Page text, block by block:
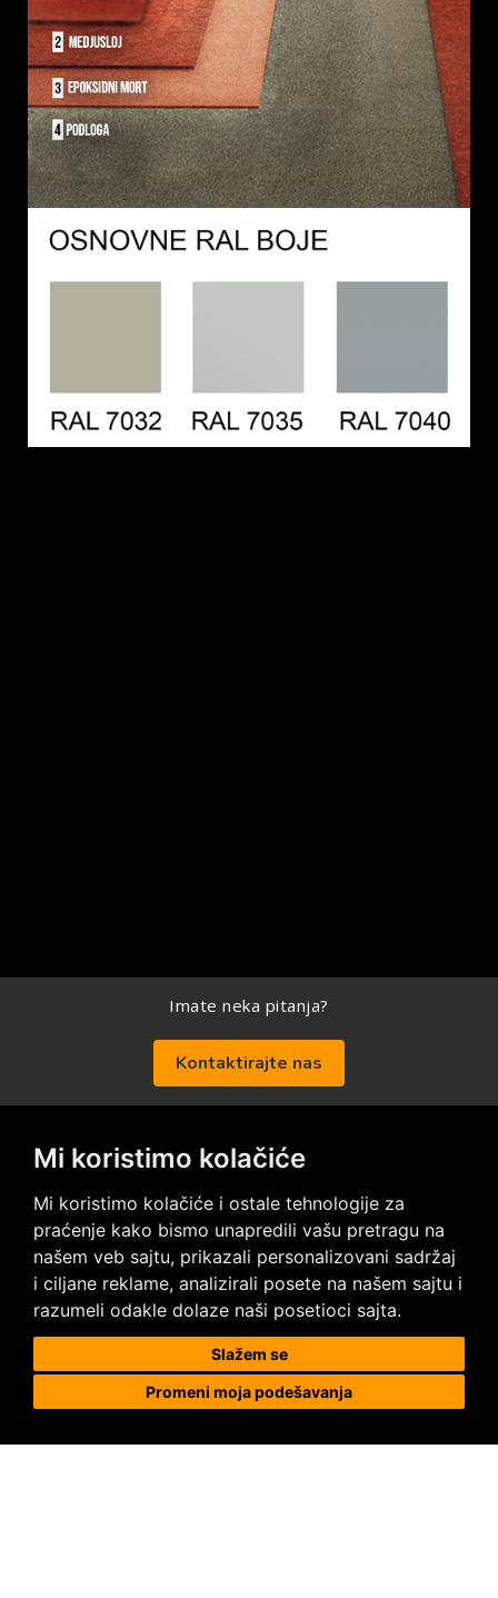
Mi koristimo kolačiće
Mi koristimo kolačiće i ostale tehnologije za
praćenje kako bismo unapredili vašu pretragu na
našem veb sajtu, prikazali personalizovani sadržaj
i ciljane reklame, analizirali posete na našem sajtu i
razumeli odakle dolaze naši posetioci sajta.
Slažem se
Promeni moja podešavanja
Imate neka pitanja?
Kontaktirajte nas
Posetite nas na društvenim mrežama
Prodaja i ugradnja podnih obloga
Megapod d.o.o.